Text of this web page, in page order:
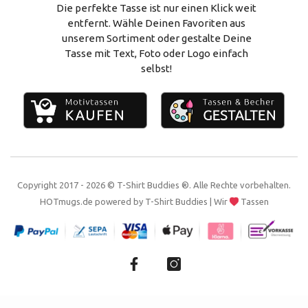
Alles zum Selbstgestalten
Die perfekte Tasse ist nur einen Klick weit
entfernt. Wähle Deinen Favoriten aus
unserem Sortiment oder gestalte Deine
Tasse mit Text, Foto oder Logo einfach
selbst!
Copyright 2017 - 2026 © T-Shirt Buddies ®. Alle Rechte vorbehalten.
HOTmugs.de powered by T-Shirt Buddies | Wir Tassen